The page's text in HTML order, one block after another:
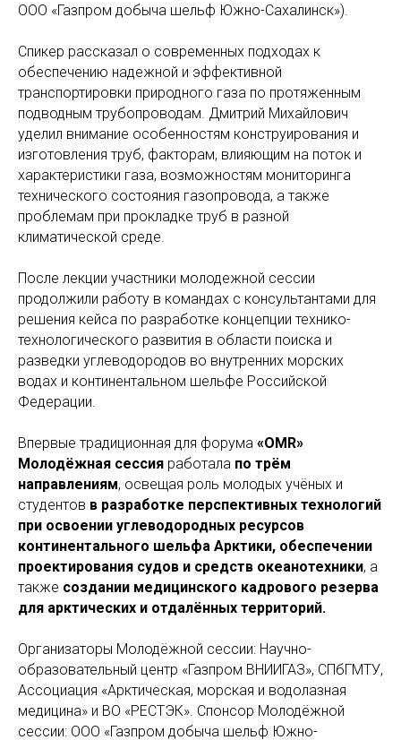
ООО «Газпром добыча шельф Южно-Сахалинск»).
Спикер рассказал о современных подходах к
обеспечению надежной и эффективной
транспортировки природного газа по протяженным
подводным трубопроводам. Дмитрий Михайлович
уделил внимание особенностям конструирования и
изготовления труб, факторам, влияющим на поток и
характеристики газа, возможностям мониторинга
технического состояния газопровода, а также
проблемам при прокладке труб в разной
климатической среде.
После лекции участники молодежной сессии
продолжили работу в командах с консультантами для
решения кейса по разработке концепции технико-
технологического развития в области поиска и
разведки углеводородов во внутренних морских
водах и континентальном шельфе Российской
Федерации.
Впервые традиционная для форума «OMR»
Молодёжная сессия работала по трём
направлениям, освещая роль молодых учёных и
студентов в разработке перспективных технологий
при освоении углеводородных ресурсов
континентального шельфа Арктики, обеспечении
проектирования судов и средств океанотехники, а
также создании медицинского кадрового резерва
для арктических и отдалённых территорий.
Организаторы Молодёжной сессии: Научно-
образовательный центр «Газпром ВНИИГАЗ», СПбГМТУ,
Ассоциация «Арктическая, морская и водолазная
медицина» и ВО «РЕСТЭК». Спонсор Молодёжной
сессии: ООО «Газпром добыча шельф Южно-